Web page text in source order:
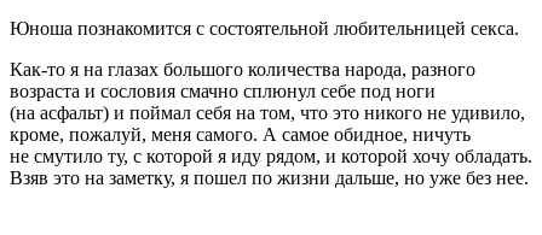
Юноша познакомится с состоятельной любительницей секса.
Как-то я на глазах большого количества народа, разного
возраста и сословия смачно сплюнул себе под ноги
(на асфальт) и поймал себя на том, что это никого не удивило,
кроме, пожалуй, меня самого. А самое обидное, ничуть
не смутило ту, с которой я иду рядом, и которой хочу обладать.
Взяв это на заметку, я пошел по жизни дальше, но уже без нее.